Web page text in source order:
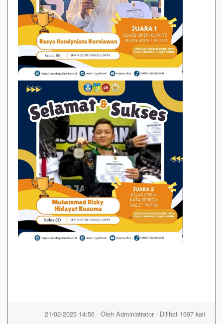
21/02/2025 14:56 - Oleh Administrator - Dilihat 1697 kali